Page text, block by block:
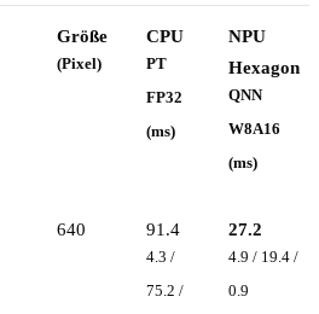
Größe
(Pixel)
CPU
PT
FP32
(ms)
NPU
Hexagon
QNN
W8A16
(ms)
640 91.4
4.3 /
75.2 /
27.2
4.9 / 19.4 /
0.9